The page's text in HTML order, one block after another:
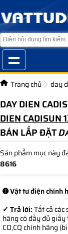
Trang chủ day
DAY DIEN
DIEN CADISUN
BÁN LẮP ĐẶT
Sản phẩm mục này
8616
➊ Vật tư điện chính
✓ Trả lời:Tất cả
hãng có đầy đủ
CO,CQ chính hãng